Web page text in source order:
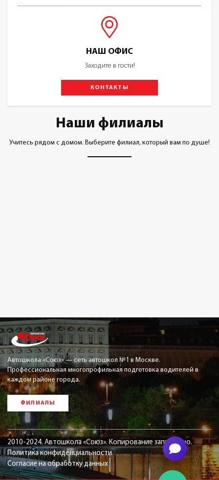
НАШ ОФИС
Заходите в гости!
КОНТАКТЫ
Наши филиалы
Учитесь рядом с домом. Выберите филиал, который вам по душе!
Автошкола «Союз» — сеть автошкол №1 в Москве.
Профессиональная многопрофильная подготовка водителей в
каждом районе города.
ФИЛИАЛЫ
2010-2024. Автошкола «Союз». Копирование запрещено.
Политика конфиденциальности
Согласие на обработку данных